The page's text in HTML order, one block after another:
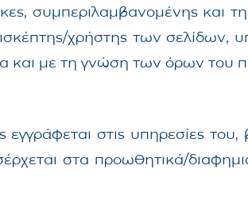
συμπεριλαμβανομένης και
χρήστης των σελίδων,
και με τη γνώση των όρων του
στις υπηρεσίες του,
στα προωθητικά/